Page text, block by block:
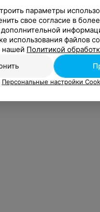
параметры
свое согласие в
использования файлов
нашей Политикой
Персональные настройки